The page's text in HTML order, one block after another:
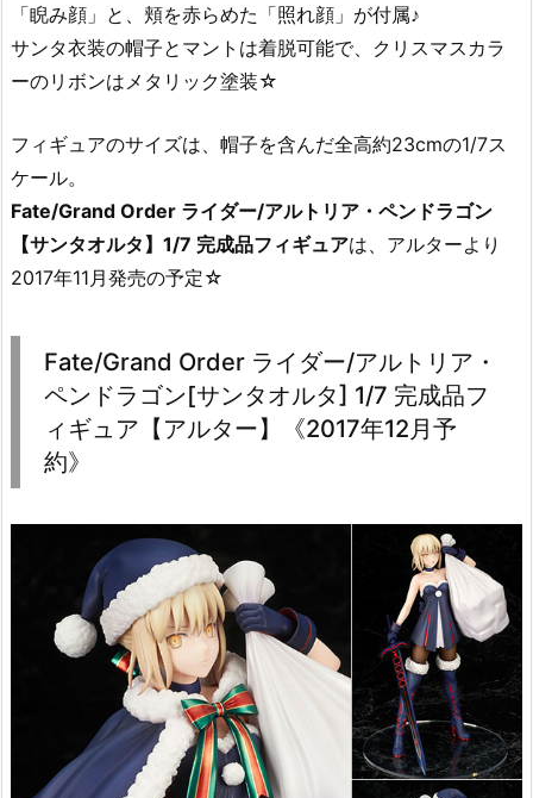
「睨み顔」と、頬を赤らめた「照れ顔」が付属♪
サンタ衣装の帽子とマントは着脱可能で、クリスマスカラ
ーのリボンはメタリック塗装☆
フィギュアのサイズは、帽子を含んだ全高約23cmの1/7ス
ケール。
Fate/Grand Order ライダー/アルトリア・ペンドラゴン
【サンタオルタ】1/7 完成品フィギュアは、アルターより
2017年11月発売の予定☆
Fate/Grand Order ライダー/アルトリア・
ペンドラゴン[サンタオルタ] 1/7 完成品フ
ィギュア【アルター】《2017年12月予
約》